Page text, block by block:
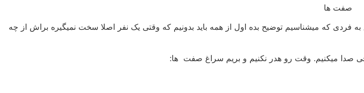
فردی که میشناسیم توضیح بده اول از همه باید بدونیم که وقتی یک نفر اصلا سخت نمیگیره براش از چه
میکنیم. وقت رو هدر نکنیم و بریم سراغ صفت ها: